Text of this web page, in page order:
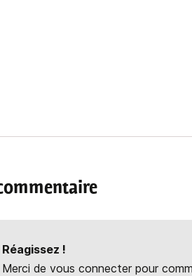
Réagissez !
Merci de vous connecter pour